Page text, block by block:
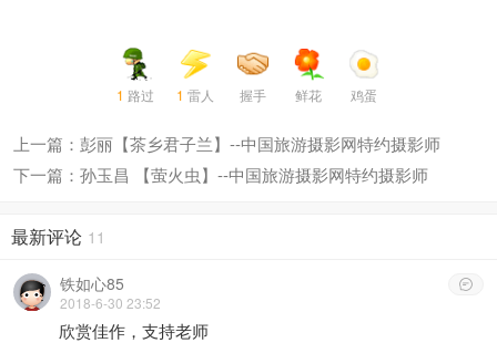
1 路过 1 雷人 握手 鲜花 鸡蛋
上一篇：彭丽【茶乡君子兰】--中国旅游摄影网特约摄影师
下一篇：孙玉昌 【萤火虫】--中国旅游摄影网特约摄影师
最新评论 11

铁如心85
2018-6-30 23:52
欣赏佳作，支持老师